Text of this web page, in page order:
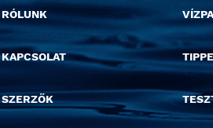
RÓLUNK
KAPCSOLAT
SZERZŐK